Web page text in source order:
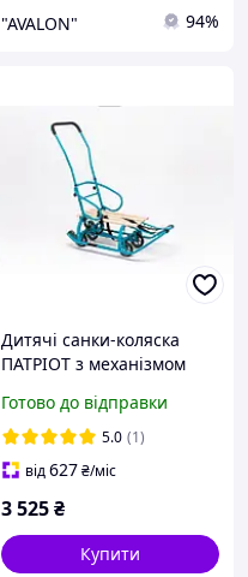
"AVALON" 94%
Дитячі санки-коляска
ПАТРІОТ з механізмом
складаною батьківською
ручкою, санчата бірюза
Готово до відправки
5.0 (1)
від627₴/міс
3 525₴
Купити